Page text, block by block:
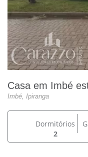
Casa em Imbé
Imbé, Ipiranga
Dormitórios
2